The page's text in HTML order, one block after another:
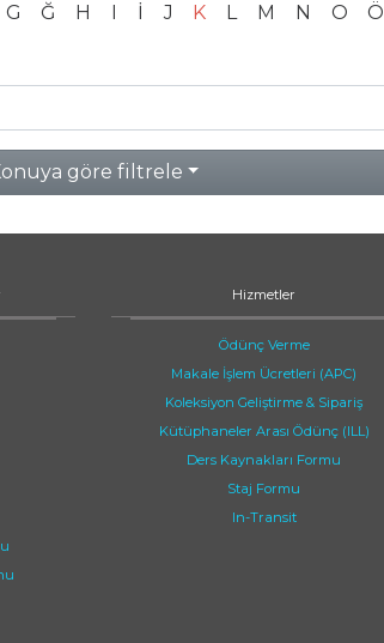
G Ğ H I İ J K L M N O Ö
göre filtrele
Hizmetler
Ödünç Verme
Makale İşlem Ücretleri (APC)
Koleksiyon Geliştirme & Sipariş
Kütüphaneler Arası Ödünç (ILL)
Ders Kaynakları Formu
Staj Formu
In-Transit